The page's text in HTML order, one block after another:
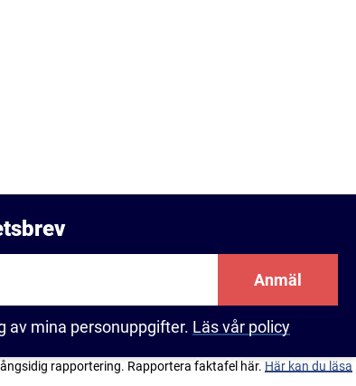
Anmäl
av mina personuppgifter. Läs vår policy
rapportering. Rapportera faktafel här. Här kan du läsa